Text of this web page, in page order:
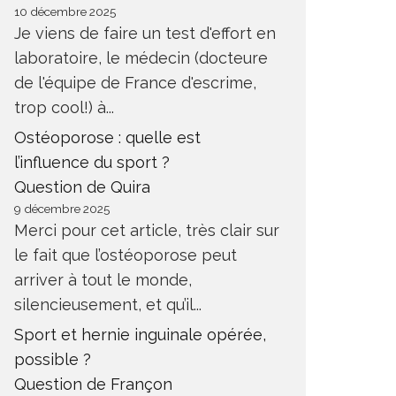
10 décembre 2025
Je viens de faire un test d'effort en
laboratoire, le médecin (docteure
de l'équipe de France d'escrime,
trop cool!) à...
Ostéoporose : quelle est
l’influence du sport ?
Question de Quira
9 décembre 2025
Merci pour cet article, très clair sur
le fait que l’ostéoporose peut
arriver à tout le monde,
silencieusement, et qu’il...
Sport et hernie inguinale opérée,
possible ?
Question de Françon